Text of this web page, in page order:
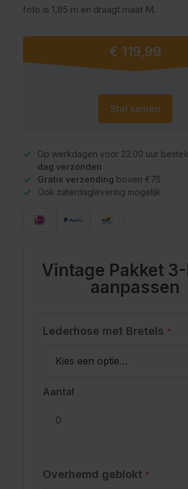
foto is 1,85 m en draagt maat M.
Vanaf
€ 119,99
Stel samen
Op werkdagen voor 22.00 uur
dag verzonden
Gratis verzending boven €75
Ook zaterdaglevering mogelijk
Vintage Pakket
aanpassen
Lederhose met Bretels *
Aantal
Overhemd geblokt *